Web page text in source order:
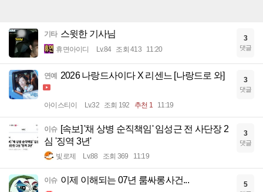
기타 스윗한 기사님
휴면아이디 Lv.84 조회 413 11:20
3
댓글
연예 2026 나랑드사이다 X 리센느 [나랑드로 와]
아이스티이 Lv.32 조회 192 추천 1 11:19
3
댓글
이슈 [속보] '채 상병 순직책임' 임성근 전 사단장 2
심 '징역 3년'
빛로제 Lv.88 조회 369 11:19
3
댓글
이슈 이제 이해되는 07년 룸싸롱사건... 5